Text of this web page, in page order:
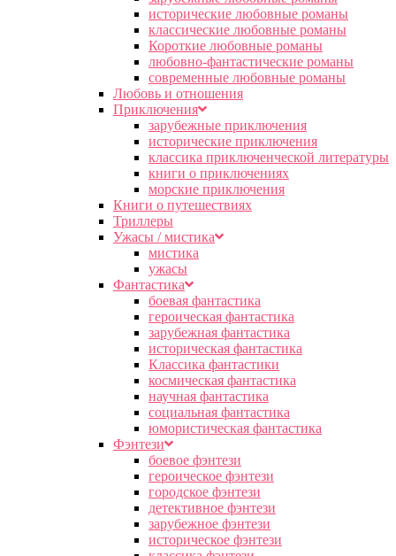
исторические любовные романы
классические любовные романы
Короткие любовные романы
любовно-фантастические романы
современные любовные романы
Любовь и отношения
Приключения
зарубежные приключения
исторические приключения
классика приключенческой литературы
книги о приключениях
морские приключения
Книги о путешествиях
Триллеры
Ужасы / мистика
мистика
ужасы
Фантастика
боевая фантастика
героическая фантастика
зарубежная фантастика
историческая фантастика
Классика фантастики
космическая фантастика
научная фантастика
социальная фантастика
юмористическая фантастика
Фэнтези
боевое фэнтези
героическое фэнтези
городское фэнтези
детективное фэнтези
зарубежное фэнтези
историческое фэнтези